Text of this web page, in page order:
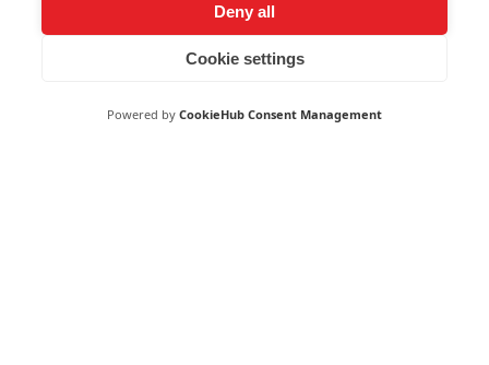
Deny all
Cookie settings
Powered by CookieHub Consent Management